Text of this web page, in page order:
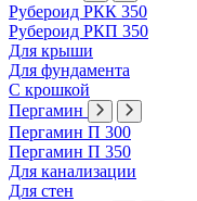
Рубероид РКК 350
Рубероид РКП 350
Для крыши
Для фундамента
С крошкой
Пергамин
Пергамин П 300
Пергамин П 350
Для канализации
Для стен